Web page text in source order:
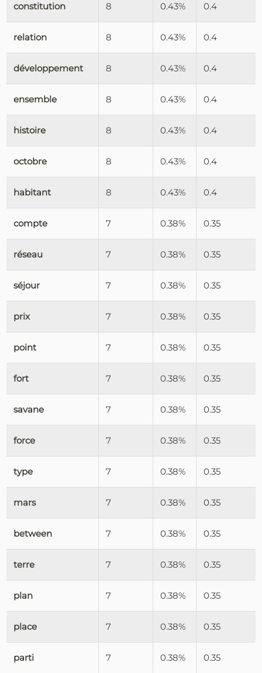
constitution 8 0.43% 0.4
relation 8 0.43% 0.4
développement 8 0.43% 0.4
ensemble 8 0.43% 0.4
histoire 8 0.43% 0.4
octobre 8 0.43% 0.4
habitant 8 0.43% 0.4
compte 7 0.38% 0.35
réseau 7 0.38% 0.35
séjour 7 0.38% 0.35
prix 7 0.38% 0.35
point 7 0.38% 0.35
fort 7 0.38% 0.35
savane 7 0.38% 0.35
force 7 0.38% 0.35
type 7 0.38% 0.35
mars 7 0.38% 0.35
between 7 0.38% 0.35
terre 7 0.38% 0.35
plan 7 0.38% 0.35
place 7 0.38% 0.35
parti 7 0.38% 0.35